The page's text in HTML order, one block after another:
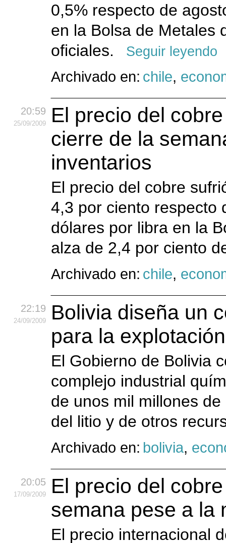
0,5% respecto de
en la Bolsa de Metales
oficiales.
Seguir leyendo
Archivado en: chile,
20:59
25/09/2009
El precio del
cierre de la
inventarios
El precio del cobre
4,3 por ciento respecto
dólares por libra en la
alza de 2,4 por ciento
Archivado en: chile,
22:19
24/09/2009
Bolivia diseña un
para la
El Gobierno de Bolivia
complejo industrial
de unos mil millones
del litio y de otros
Archivado en: bolivia,
20:05
17/09/2009
El precio del
semana pese a la
El precio internacional